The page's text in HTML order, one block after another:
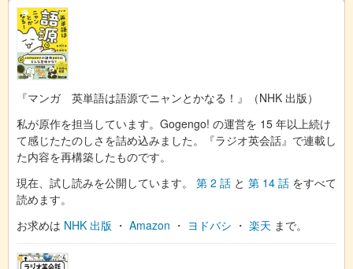
『マンガ 英単語は語源でニャンとかなる！』（NHK 出版）
私が原作を担当しています。Gogengo! の運営を 15 年以上続け
て感じたたのしさを詰め込みました。『ラジオ英会話』で連載し
た内容を再構築したものです。
現在、試し読みを公開しています。 第 2 話 と 第 14 話 をすべて
読めます。
お求めは NHK 出版 ・ Amazon ・ ヨドバシ ・ 楽天 まで。